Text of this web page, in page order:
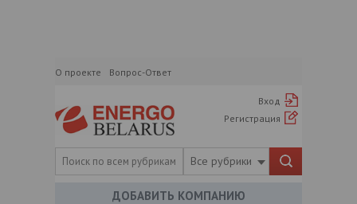
О проекте Вопрос-Ответ
Вход
Регистрация
Все рубрики
ДОБАВИТЬ КОМПАНИЮ